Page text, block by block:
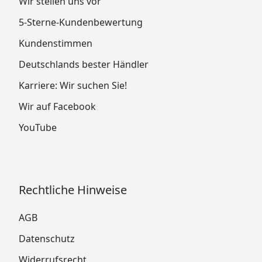
wir Ihnen 10 Jahre Garantie auf Alu-Rahmen und
Konstruktion bei fachgerechtem Aufbau
Garantiebestimmungen).
5-Sterne-Kundenbewertung
Kundenstimmen
Deutschlands bester Händler
Karriere: Wir suchen Sie!
Wir auf Facebook
YouTube
Rechtliche Hinweise
AGB
Datenschutz